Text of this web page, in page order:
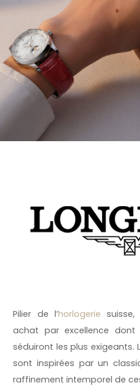
Pilier de l’horlogerie
achat par excellence dont
séduiront les plus exigeants.
sont inspirées par un
raffinement intemporel de